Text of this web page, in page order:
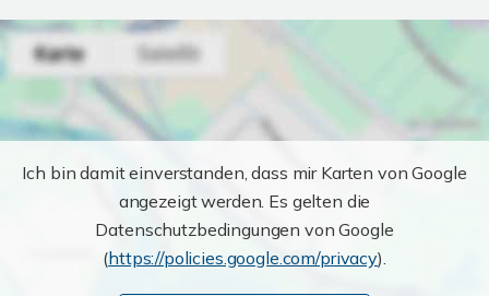
Ich bin damit einverstanden, dass mir Karten von Google
angezeigt werden. Es gelten die
Datenschutzbedingungen von Google
(https://policies.google.com/privacy).